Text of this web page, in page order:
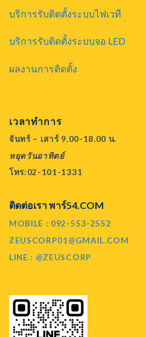
บริการรับติดตั้งระบบไฟเวที
บริการรับติดตั้งระบบจอ LED
ผลงานการติดตั้ง
เวลาทำการ
จันทร์ – เสาร์ 9.00-18.00 น.
หยุดวันอาทิตย์
โทร:02-101-1331
ติดต่อเรา พาร์54.COM
MOBILE : 092-553-2552
ZEUSCORP01@GMAIL.COM
LINE : @ZEUSCORP